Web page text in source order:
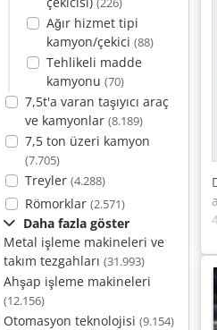
(226)
Ağır hizmet tipi
kamyon/çekici (88)
Tehlikeli madde
kamyonu (70)
7,5t'a varan taşıyıcı araç
ve kamyonlar (8.189)
7,5 ton üzeri kamyon
(7.705)
Treyler (4.288)
Römorklar (2.571)
Daha fazla göster
Metal işleme makineleri ve
takım tezgahları (31.993)
Ahşap işleme makineleri
(12.156)
Otomasyon teknolojisi (9.154)